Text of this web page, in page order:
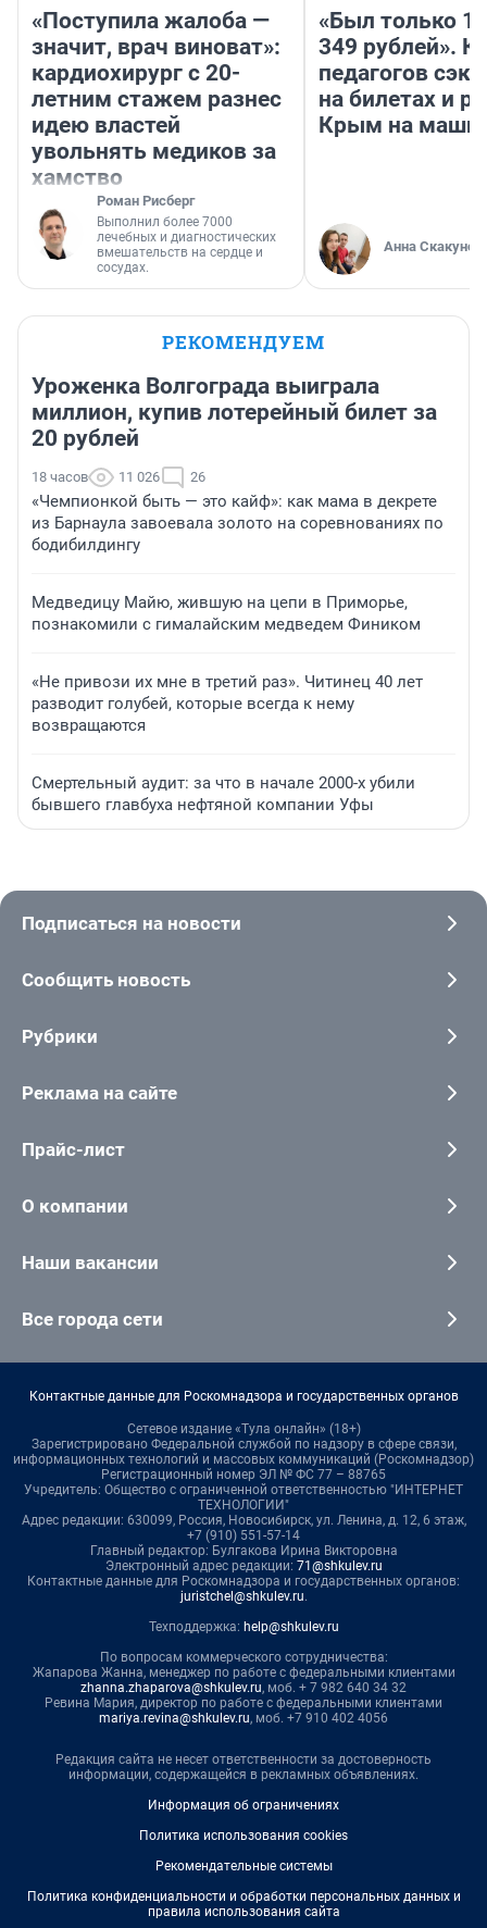
«Поступила жалоба —
значит, врач виноват»:
кардиохирург с 20-
летним стажем разнес
идею властей
увольнять медиков за
хамство
Роман Рисберг
Выполнил более 7000
лечебных и диагностических
вмешательств на сердце и
сосудах.
«Был только
349 рублей».
педагогов
на билетах и
Крым на
Анна
РЕКОМЕНДУЕМ
Уроженка Волгограда выиграла
миллион, купив лотерейный билет за
20 рублей
18 часов 11 026 26
«Чемпионкой быть — это кайф»: как мама в декрете
из Барнаула завоевала золото на соревнованиях по
бодибилдингу
Медведицу Майю, жившую на цепи в Приморье,
познакомили с гималайским медведем Фиником
«Не привози их мне в третий раз». Читинец 40 лет
разводит голубей, которые всегда к нему
возвращаются
Смертельный аудит: за что в начале 2000-х убили
бывшего главбуха нефтяной компании Уфы
Подписаться на новости
Сообщить новость
Рубрики
Реклама на сайте
Прайс-лист
О компании
Наши вакансии
Все города сети
Контактные данные для Роскомнадзора и государственных органов
Сетевое издание «Тула онлайн» (18+)
Зарегистрировано Федеральной службой по надзору в сфере связи,
информационных технологий и массовых коммуникаций (Роскомнадзор)
Регистрационный номер ЭЛ № ФС 77 – 88765
Учредитель: Общество с ограниченной ответственностью "ИНТЕРНЕТ
ТЕХНОЛОГИИ"
Адрес редакции: 630099, Россия, Новосибирск, ул. Ленина, д. 12, 6 этаж,
+7 (910) 551-57-14
Главный редактор: Булгакова Ирина Викторовна
Электронный адрес редакции: 71@shkulev.ru
Контактные данные для Роскомнадзора и государственных органов:
juristchel@shkulev.ru.
Техподдержка: help@shkulev.ru
По вопросам коммерческого сотрудничества:
Жапарова Жанна, менеджер по работе с федеральными клиентами
zhanna.zhaparova@shkulev.ru, моб. + 7 982 640 34 32
Ревина Мария, директор по работе с федеральными клиентами
mariya.revina@shkulev.ru, моб. +7 910 402 4056
Редакция сайта не несет ответственности за достоверность
информации, содержащейся в рекламных объявлениях.
Информация об ограничениях
Политика использования cookies
Рекомендательные системы
Политика конфиденциальности и обработки персональных данных и
правила использования сайта